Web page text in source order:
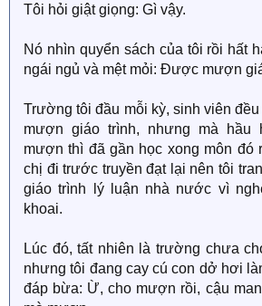
Tôi hỏi giật giọng: Gì vậy.
Nó nhìn quyển sách của tôi rồi hất
ngái ngủ và mệt mỏi: Được mượn
Trường tôi đầu mỗi kỳ, sinh viên
mượn giáo trình, nhưng mà hầu
mượn thì đã gần học xong môn đó
chị đi trước truyền đạt lại nên tôi
giáo trình lý luận nhà nước vì
khoai.
Lúc đó, tất nhiên là trường chưa
nhưng tôi đang cay cú con dở hơi
đáp bừa: Ừ, cho mượn rồi, cậu